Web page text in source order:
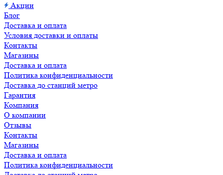
Акции
Блог
Доставка и оплата
Условия доставки и оплаты
Контакты
Магазины
Доставка и оплата
Политика конфиденциальности
Доставка до станций метро
Гарантия
Компания
О компании
Отзывы
Контакты
Магазины
Доставка и оплата
Политика конфиденциальности